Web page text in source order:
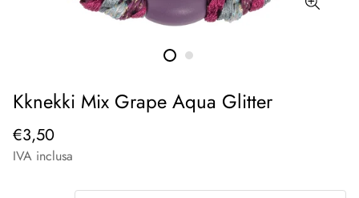
Kknekki Mix Grape Aqua Glitter
€3,50
IVA inclusa